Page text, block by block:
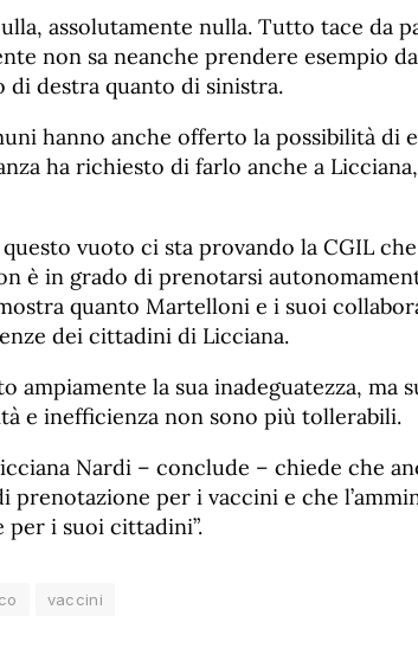
assolutamente nulla. Tutto tace da
non sa neanche prendere esempio
destra quanto di sinistra.
hanno anche offerto la possibilità di
ha richiesto di farlo anche a
vuoto ci sta provando la CGIL
è in grado di prenotarsi
quanto Martelloni e i suoi
dei cittadini di Licciana.
ampiamente la sua inadeguatezza, ma
e inefficienza non sono più tollerabili.
Nardi – conclude – chiede che
prenotazione per i vaccini e che
per i suoi cittadini”.
vaccini